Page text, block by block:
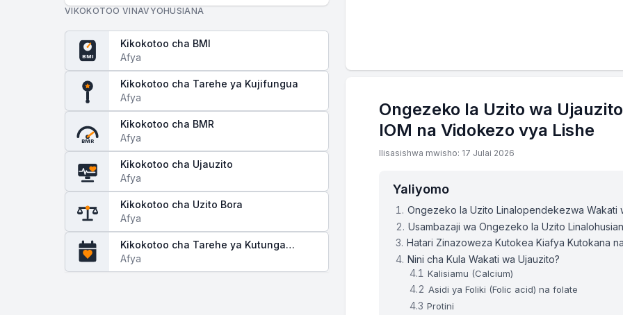
VIKOKOTOO VINAVYOHUSIANA
BMI
Kikokotoo cha BMI
Afya
Kikokotoo cha Tarehe ya Kujifungua
Afya
BMR
Kikokotoo cha BMR
Afya
Kikokotoo cha Ujauzito
Afya
Kikokotoo cha Uzito Bora
Afya
Kikokotoo cha Tarehe ya Kutunga
Mimba
Afya
Wiki 2 165.44 - 165.75 lbs
Wiki 3 165.5 - 166.0 lbs
Wiki 4 165.6 - 166.4 lbs
165.7 - 166.8 lbs
165.8 - 167.1 lbs
165.9 - 167.5 lbs
165.9 - 167.9 lbs
Ongezeko la Uzito wa
IOM na Vidokezo vya Lishe
Ilisasishwa mwisho: 17 Julai 2026
Yaliyomo
Ongezeko la Uzito Linalopendekezwa Wakati
Usambazaji wa Ongezeko la Uzito
Hatari Zinazoweza Kutokea Kiafya Kutokana
Nini cha Kula Wakati wa Ujauzito?
Kalisiamu (Calcium)
Asidi ya Foliki (Folic acid) na folate
Protini